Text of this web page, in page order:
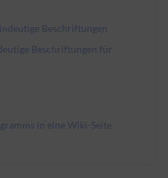
Beschriftungen
Beschriftungen für
in eine Wiki-Seite